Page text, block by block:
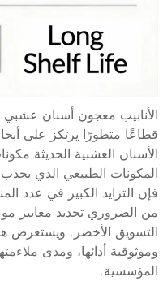
الأنابيب معجون أسنان عشبي
قطاعًا متطورًا يرتكز على
الأسنان العشبية الحديثة
المكونات الطبيعي الذي
فإن التزايد الكبير في عدد
من الضروري تحديد معايير
التسويق الأخضر. ويستعرض
وموثوقية أدائها، ومدى
المؤسسية.